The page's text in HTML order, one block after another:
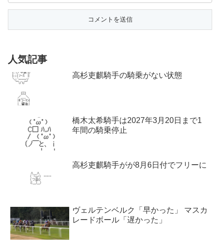
人気記事
高杉吏麒騎手の騎乗がない状態
橋木太希騎手は2027年3月20日まで1
年間の騎乗停止
高杉吏麒騎手がが8月6日付でフリーに
ヴェルテンベルク「早かった」 マスカ
レードボール「遅かった」